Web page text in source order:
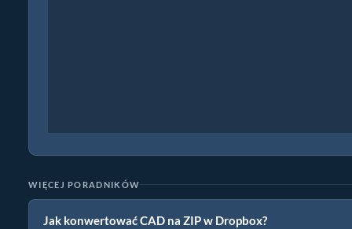
WIĘCEJ PORADNIKÓW
Jak konwertować CAD na ZIP w Dropbox?